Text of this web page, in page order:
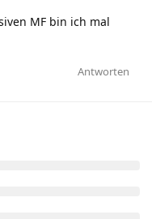
MF bin ich mal
Antworten